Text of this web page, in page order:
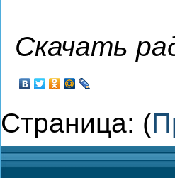
Скачать
Страница: (